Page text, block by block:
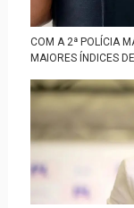
COM A 2ª POLÍCIA
MAIORES ÍNDICES